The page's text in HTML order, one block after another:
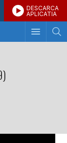
DESCARCA
APLICATIA